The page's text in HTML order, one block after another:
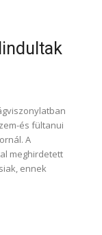
és fültanui
A
meghirdetett
ennek